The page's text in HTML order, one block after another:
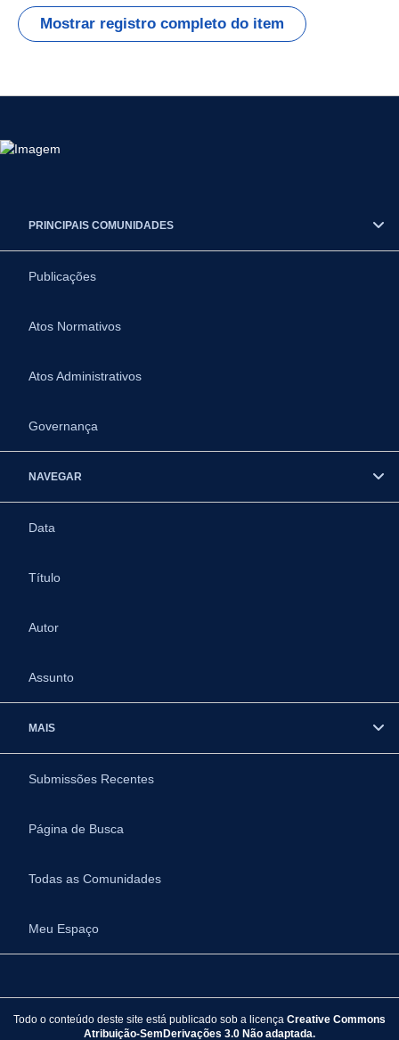
Mostrar registro completo do item
PRINCIPAIS COMUNIDADES
Publicações
Atos Normativos
Atos Administrativos
Governança
NAVEGAR
Data
Título
Autor
Assunto
MAIS
Submissões Recentes
Página de Busca
Todas as Comunidades
Meu Espaço
Todo o conteúdo deste site está publicado sob a licença Creative Commons
Atribuição-SemDerivações 3.0 Não adaptada.